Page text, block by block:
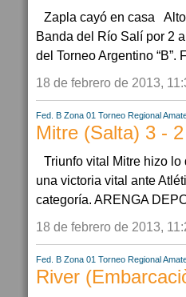
Zapla cayó en casa
Banda del Río Salí por 2
del Torneo Argentino “B”.
18 de febrero de 2013,
Fed. B Zona 01 Torneo Regional
Mitre (Salta) 3 -
Triunfo vital Mitre hizo
una victoria vital ante
categoría. ARENGA
18 de febrero de 2013,
Fed. B Zona 01 Torneo Regional
River